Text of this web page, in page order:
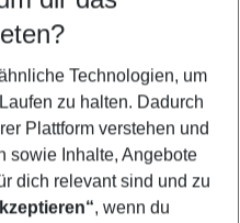
Technologien, um
zu halten. Dadurch
Plattform verstehen und
sowie Inhalte, Angebote
dich relevant sind und zu
, wenn du